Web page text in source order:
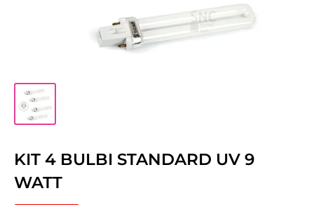
KIT 4 BULBI STANDARD UV 9
WATT